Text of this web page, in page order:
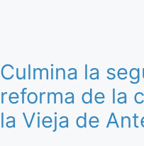
Culmina la
reforma de la
la Vieja de